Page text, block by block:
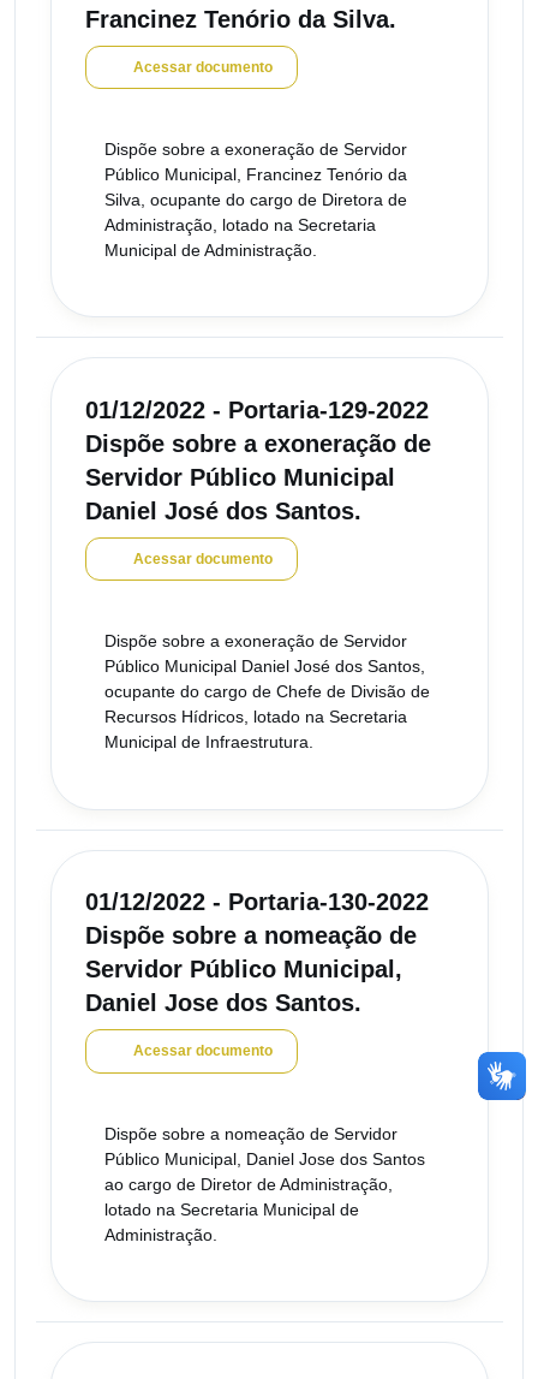
Francinez Tenório da Silva.
Acessar documento
Dispõe sobre a exoneração de Servidor
Público Municipal, Francinez Tenório da
Silva, ocupante do cargo de Diretora de
Administração, lotado na Secretaria
Municipal de Administração.
01/12/2022 - Portaria-129-2022
Dispõe sobre a exoneração de
Servidor Público Municipal
Daniel José dos Santos.
Acessar documento
Dispõe sobre a exoneração de Servidor
Público Municipal Daniel José dos Santos,
ocupante do cargo de Chefe de Divisão de
Recursos Hídricos, lotado na Secretaria
Municipal de Infraestrutura.
01/12/2022 - Portaria-130-2022
Dispõe sobre a nomeação de
Servidor Público Municipal,
Daniel Jose dos Santos.
Acessar documento
Dispõe sobre a nomeação de Servidor
Público Municipal, Daniel Jose dos Santos
ao cargo de Diretor de Administração,
lotado na Secretaria Municipal de
Administração.